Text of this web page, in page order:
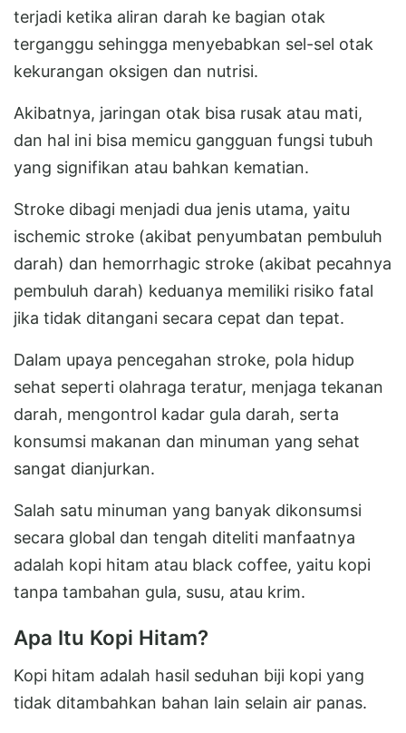
terjadi ketika aliran darah ke bagian otak
terganggu sehingga menyebabkan sel-sel otak
kekurangan oksigen dan nutrisi.
Akibatnya, jaringan otak bisa rusak atau mati,
dan hal ini bisa memicu gangguan fungsi tubuh
yang signifikan atau bahkan kematian.
Stroke dibagi menjadi dua jenis utama, yaitu
ischemic stroke (akibat penyumbatan pembuluh
darah) dan hemorrhagic stroke (akibat pecahnya
pembuluh darah) keduanya memiliki risiko fatal
jika tidak ditangani secara cepat dan tepat.
Dalam upaya pencegahan stroke, pola hidup
sehat seperti olahraga teratur, menjaga tekanan
darah, mengontrol kadar gula darah, serta
konsumsi makanan dan minuman yang sehat
sangat dianjurkan.
Salah satu minuman yang banyak dikonsumsi
secara global dan tengah diteliti manfaatnya
adalah kopi hitam atau black coffee, yaitu kopi
tanpa tambahan gula, susu, atau krim.
Apa Itu Kopi Hitam?
Kopi hitam adalah hasil seduhan biji kopi yang
tidak ditambahkan bahan lain selain air panas.